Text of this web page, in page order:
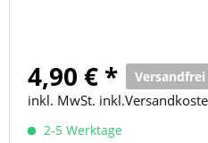
4,90 € * Versandfrei
inkl. MwSt.
2-5 Werktage